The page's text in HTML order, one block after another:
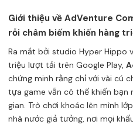
Giới thiệu về AdVenture
rỗi châm biếm khiến hàng
Ra mắt bởi studio Hyper Hippo
triệu lượt tải trên Google Play,
chứng minh rằng chỉ với vài cú
tựa game vẫn có thể khiến bạn
gian. Trò chơi khoác lên mình
nhà nước giả tưởng, nơi mọi